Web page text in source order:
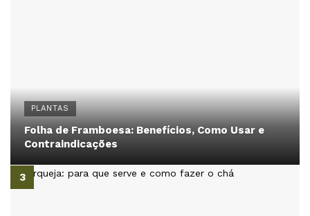
PLANTAS
Folha de Framboesa: Benefícios, Como Usar e
Contraindicações